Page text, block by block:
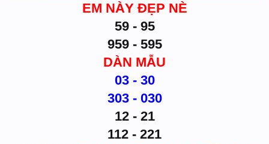
EM NÀY ĐẸP NÈ
59 - 95
959 - 595
DÀN MẪU
03 - 30
303 - 030
12 - 21
112 - 221